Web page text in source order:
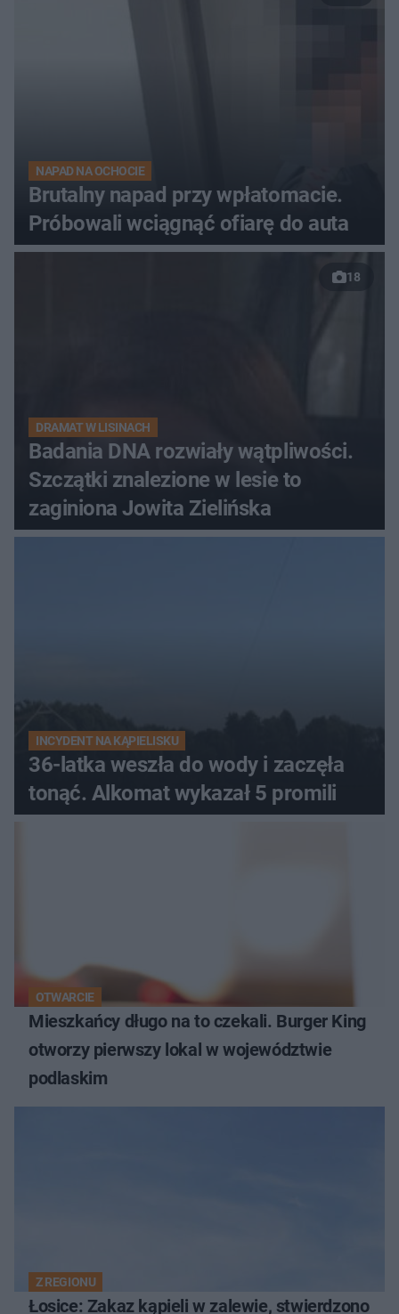
NAPAD NA OCHOCIE
Brutalny napad przy wpłatomacie.
Próbowali wciągnąć ofiarę do auta
18
DRAMAT W LISINACH
Badania DNA rozwiały wątpliwości.
Szczątki znalezione w lesie to
zaginiona Jowita Zielińska
INCYDENT NA KĄPIELISKU
36-latka weszła do wody i zaczęła
tonąć. Alkomat wykazał 5 promili
OTWARCIE
Mieszkańcy długo na to czekali. Burger King
otworzy pierwszy lokal w województwie
podlaskim
Z REGIONU
Łosice: Zakaz kąpieli w zalewie, stwierdzono